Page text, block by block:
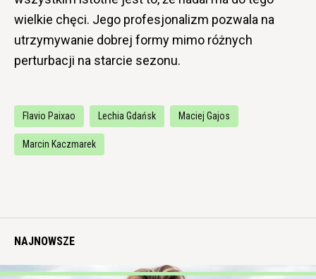
wielkie chęci. Jego profesjonalizm pozwala na
utrzymywanie dobrej formy mimo różnych
perturbacji na starcie sezonu.
Flavio Paixao Lechia Gdańsk Maciej Gajos
Marcin Kaczmarek
NAJNOWSZE